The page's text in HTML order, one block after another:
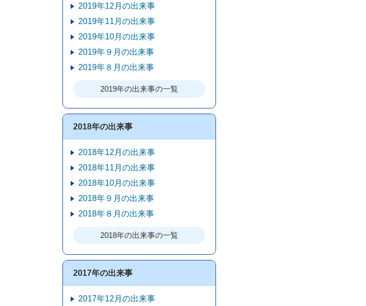
2019年12月の出来事
2019年11月の出来事
2019年10月の出来事
2019年９月の出来事
2019年８月の出来事
2019年の出来事の一覧
2018年の出来事
2018年12月の出来事
2018年11月の出来事
2018年10月の出来事
2018年９月の出来事
2018年８月の出来事
2018年の出来事の一覧
2017年の出来事
2017年12月の出来事